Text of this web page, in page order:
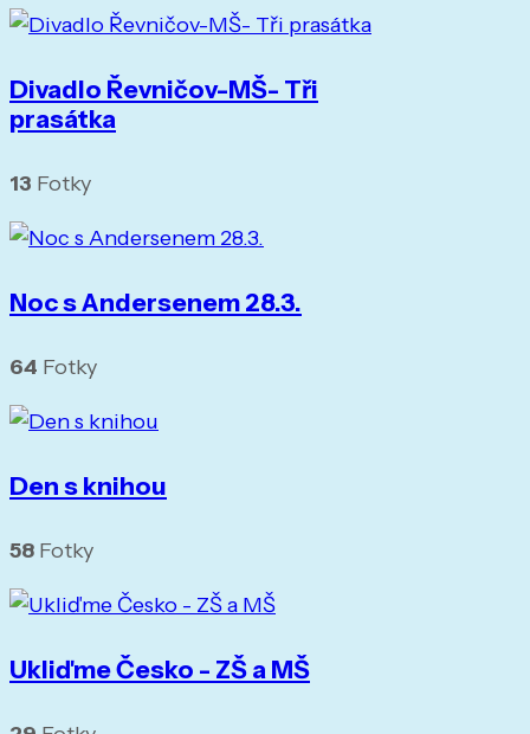
Divadlo Řevničov-MŠ- Tři
prasátka
13 Fotky
Noc s Andersenem 28.3.
64 Fotky
Den s knihou
58 Fotky
Ukliďme Česko - ZŠ a MŠ